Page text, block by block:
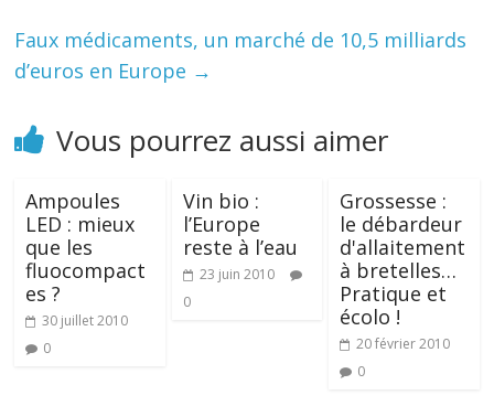
Faux médicaments, un marché de 10,5 milliards
d’euros en Europe →
Vous pourrez aussi aimer
Ampoules
LED : mieux
que les
fluocompact
es ?
30 juillet 2010
0
Vin bio :
l’Europe
reste à l’eau
23 juin 2010
0
Grossesse :
le débardeur
d'allaitement
à bretelles…
Pratique et
écolo !
20 février 2010
0